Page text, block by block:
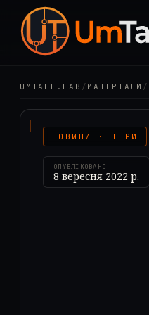
UMTALE.LAB / МАТЕРІАЛИ /
НОВИНИ · ІГРИ
ОПУБЛІКОВАНО
8 вересня 2022 р.